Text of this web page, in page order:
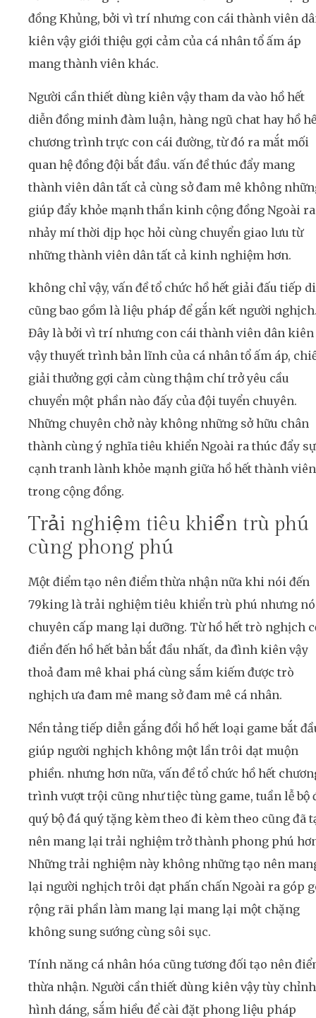
đồng Khủng, bởi vì trí nhưng con cái thành viên
kiên vậy giới thiệu gợi cảm của cá nhân tổ ấm áp
mang thành viên khác.
Người cần thiết dùng kiên vậy tham da vào hồ hết
diễn đồng minh đàm luận, hàng ngũ chat hay hồ
chương trình trực con cái đường, từ đó ra mắt mối
quan hệ đồng đội bắt đầu. vấn đề thúc đẩy mang
thành viên dân tất cả cùng sở đam mê không
giúp đẩy khỏe mạnh thần kinh cộng đồng Ngoài ra
nhảy mí thời dịp học hỏi cùng chuyển giao lưu từ
những thành viên dân tất cả kinh nghiệm hơn.
không chỉ vậy, vấn đề tổ chức hồ hết giải đấu tiếp
cũng bao gồm là liệu pháp để gắn kết người
Đây là bởi vì trí nhưng con cái thành viên dân kiên
vậy thuyết trình bản lĩnh của cá nhân tổ ấm áp,
giải thưởng gợi cảm cùng thậm chí trở yêu cầu
chuyển một phần nào đấy của đội tuyển chuyên.
Những chuyên chở này không những sở hữu chân
thành cùng ý nghĩa tiêu khiển Ngoài ra thúc đẩy sự
cạnh tranh lành khỏe mạnh giữa hồ hết thành viên
trong cộng đồng.
Trải nghiệm tiêu khiển trù phú
cùng phong phú
Một điểm tạo nên điểm thừa nhận nữa khi nói đến
79king là trải nghiệm tiêu khiển trù phú nhưng nó
chuyên cấp mang lại dưỡng. Từ hồ hết trò nghịch
điển đến hồ hết bản bắt đầu nhất, da đình kiên vậy
thoả đam mê khai phá cùng sắm kiếm được trò
nghịch ưa đam mê mang sở đam mê cá nhân.
Nền tảng tiếp diễn gắng đổi hồ hết loại game bắt
giúp người nghịch không một lần trôi dạt muộn
phiền. nhưng hơn nữa, vấn đề tổ chức hồ hết
trình vượt trội cũng như tiệc tùng game, tuần lễ bộ
quý bộ đá quý tặng kèm theo đi kèm theo cũng đã
nên mang lại trải nghiệm trở thành phong phú
Những trải nghiệm này không những tạo nên
lại người nghịch trôi dạt phấn chấn Ngoài ra góp
rộng rãi phần làm mang lại mang lại một chặng
không sung sướng cùng sôi sục.
Tính năng cá nhân hóa cũng tương đối tạo nên
thừa nhận. Người cần thiết dùng kiên vậy tùy chỉnh
hình dáng, sắm hiều để cài đặt phong liệu pháp